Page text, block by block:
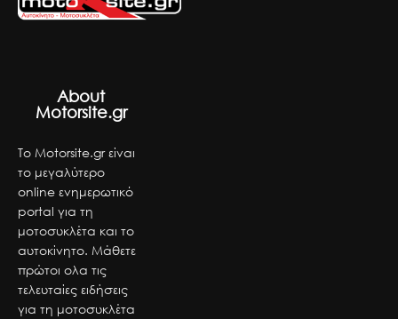
About
Motorsite.gr
Το Motorsite.gr είναι
το μεγαλύτερο
online ενημερωτικό
portal για τη
μοτοσυκλέτα και το
αυτοκίνητο. Μάθετε
πρώτοι ολα τις
τελευταίες ειδήσεις
για τη μοτοσυκλέτα